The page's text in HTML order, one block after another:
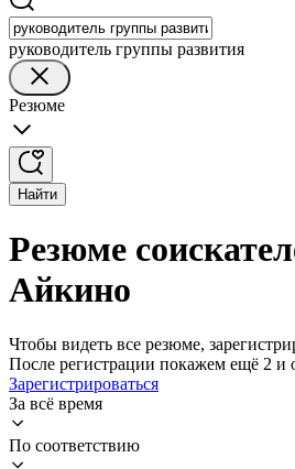
руководитель группы развития
Резюме
Найти
Резюме
Айкино
Чтобы видеть все резюме,
После регистрации покажем ещё 2 и
Зарегистрироваться
За всё время
По соответствию